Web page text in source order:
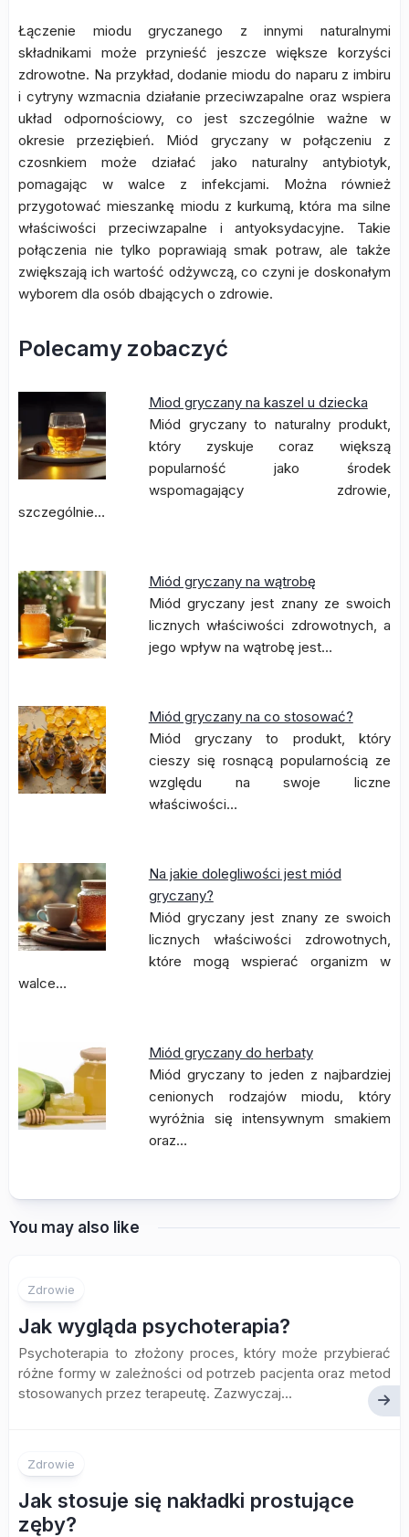
Łączenie miodu gryczanego z innymi naturalnymi
składnikami może przynieść jeszcze większe korzyści
zdrowotne. Na przykład, dodanie miodu do naparu z imbiru
i cytryny wzmacnia działanie przeciwzapalne oraz wspiera
układ odpornościowy, co jest szczególnie ważne w
okresie przeziębień. Miód gryczany w połączeniu z
czosnkiem może działać jako naturalny antybiotyk,
pomagając w walce z infekcjami. Można również
przygotować mieszankę miodu z kurkumą, która ma silne
właściwości przeciwzapalne i antyoksydacyjne. Takie
połączenia nie tylko poprawiają smak potraw, ale także
zwiększają ich wartość odżywczą, co czyni je doskonałym
wyborem dla osób dbających o zdrowie.
Polecamy zobaczyć
Miod gryczany na kaszel u dziecka
Miód gryczany to naturalny produkt,
który zyskuje coraz większą
popularność jako środek
wspomagający zdrowie,
szczególnie…
Miód gryczany na wątrobę
Miód gryczany jest znany ze swoich
licznych właściwości zdrowotnych, a
jego wpływ na wątrobę jest…
Miód gryczany na co stosować?
Miód gryczany to produkt, który
cieszy się rosnącą popularnością ze
względu na swoje liczne
właściwości…
Na jakie dolegliwości jest miód
gryczany?
Miód gryczany jest znany ze swoich
licznych właściwości zdrowotnych,
które mogą wspierać organizm w
walce…
Miód gryczany do herbaty
Miód gryczany to jeden z najbardziej
cenionych rodzajów miodu, który
wyróżnia się intensywnym smakiem
oraz…
You may also like
Zdrowie
Jak wygląda psychoterapia?
Psychoterapia to złożony proces, który może przybierać
różne formy w zależności od potrzeb pacjenta oraz metod
stosowanych przez terapeutę. Zazwyczaj...
Zdrowie
Jak stosuje się nakładki prostujące
zęby?